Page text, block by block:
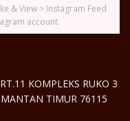
& View > Instagram Feed
account.
KOMPLEKS RUKO 3
TIMUR 76115